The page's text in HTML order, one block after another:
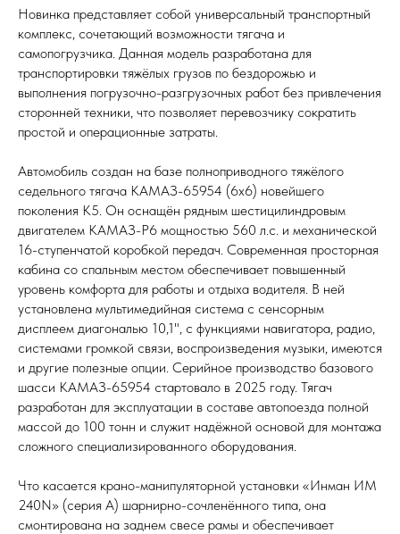
Новинка представляет собой универсальный транспортный
комплекс, сочетающий возможности тягача и
самопогрузчика. Данная модель разработана для
транспортировки тяжёлых грузов по бездорожью и
выполнения погрузочно-разгрузочных работ без привлечения
сторонней техники, что позволяет перевозчику сократить
простой и операционные затраты.
Автомобиль создан на базе полноприводного тяжёлого
седельного тягача КАМАЗ-65954 (6х6) новейшего
поколения К5. Он оснащён рядным шестицилиндровым
двигателем КАМАЗ-Р6 мощностью 560 л.с. и механической
16-ступенчатой коробкой передач. Современная просторная
кабина со спальным местом обеспечивает повышенный
уровень комфорта для работы и отдыха водителя. В ней
установлена мультимедийная система с сенсорным
дисплеем диагональю 10,1", с функциями навигатора, радио,
системами громкой связи, воспроизведения музыки, имеются
и другие полезные опции. Серийное производство базового
шасси КАМАЗ-65954 стартовало в 2025 году. Тягач
разработан для эксплуатации в составе автопоезда полной
массой до 100 тонн и служит надёжной основой для монтажа
сложного специализированного оборудования.
Что касается крано-манипуляторной установки «Инман ИМ
240N» (серия А) шарнирно-сочленённого типа, она
смонтирована на заднем свесе рамы и обеспечивает